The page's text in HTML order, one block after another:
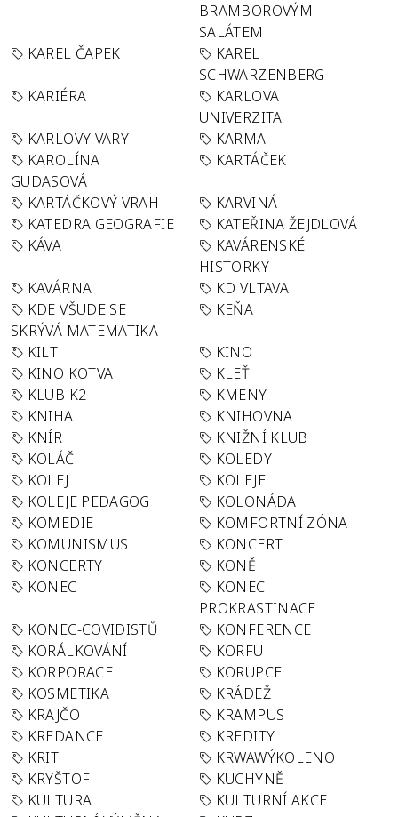
BRAMBOROVÝM
SALÁTEM
KAREL ČAPEK
KAREL
SCHWARZENBERG
KARIÉRA
KARLOVA
UNIVERZITA
KARLOVY VARY
KARMA
KAROLÍNA
GUDASOVÁ
KARTÁČEK
KARTÁČKOVÝ VRAH
KARVINÁ
KATEDRA GEOGRAFIE
KATEŘINA ŽEJDLOVÁ
KÁVA
KAVÁRENSKÉ
HISTORKY
KAVÁRNA
KD VLTAVA
KDE VŠUDE SE
SKRÝVÁ MATEMATIKA
KEŇA
KILT
KINO
KINO KOTVA
KLEŤ
KLUB K2
KMENY
KNIHA
KNIHOVNA
KNÍR
KNIŽNÍ KLUB
KOLÁČ
KOLEDY
KOLEJ
KOLEJE
KOLEJE PEDAGOG
KOLONÁDA
KOMEDIE
KOMFORTNÍ ZÓNA
KOMUNISMUS
KONCERT
KONCERTY
KONĚ
KONEC
KONEC
PROKRASTINACE
KONEC-COVIDISTŮ
KONFERENCE
KORÁLKOVÁNÍ
KORFU
KORPORACE
KORUPCE
KOSMETIKA
KRÁDEŽ
KRAJČO
KRAMPUS
KREDANCE
KREDITY
KRIT
KRWAWÝKOLENO
KRYŠTOF
KUCHYNĚ
KULTURA
KULTURNÍ AKCE